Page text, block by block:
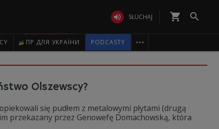
 SŁUCHAJ shopping_cart 
ПР ДЛЯ УКРАЇНИ PODCASTY 
Olszewscy?
się pudłem z metalowymi płytami (drugą
przekazany przez Genowefę Domachowską, która